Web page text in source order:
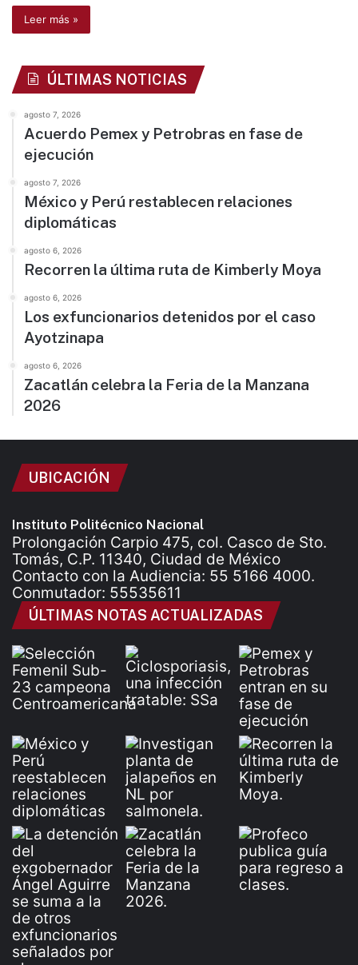
Leer más »
ÚLTIMAS NOTICIAS
agosto 7, 2026
Acuerdo Pemex y Petrobras en fase de
ejecución
agosto 7, 2026
México y Perú restablecen relaciones
diplomáticas
agosto 6, 2026
Recorren la última ruta de Kimberly Moya
agosto 6, 2026
Los exfuncionarios detenidos por el caso
Ayotzinapa
agosto 6, 2026
Zacatlán celebra la Feria de la Manzana
2026
UBICACIÓN
Instituto Politécnico Nacional
Prolongación Carpio 475, col. Casco de Sto.
Tomás, C.P. 11340, Ciudad de México
Contacto con la Audiencia: 55 5166 4000.
Conmutador: 55535611
ÚLTIMAS NOTAS ACTUALIZADAS